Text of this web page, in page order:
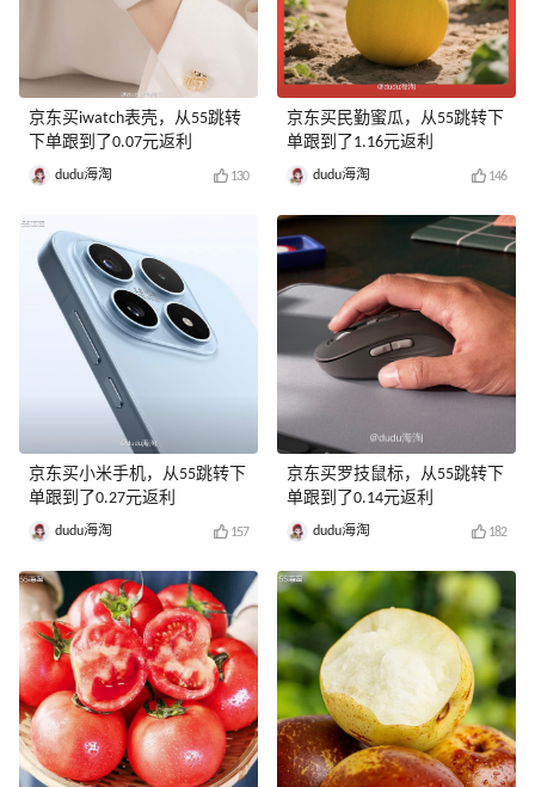
京东买iwatch表壳，从55跳转
下单跟到了0.07元返利
dudu海淘 130
京东买小米手机，从55跳转下
单跟到了0.27元返利
dudu海淘 157
京东买民勤蜜瓜，从55跳转下
单跟到了1.16元返利
dudu海淘 146
京东买罗技鼠标，从55跳转下
单跟到了0.14元返利
dudu海淘 182